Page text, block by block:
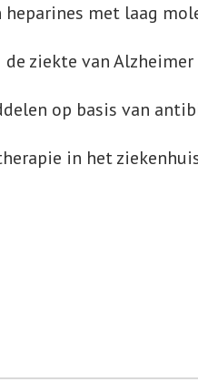
met laag
ziekte van Alzheimer
op basis van
in het